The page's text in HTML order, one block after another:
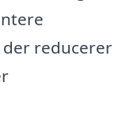
reducerer